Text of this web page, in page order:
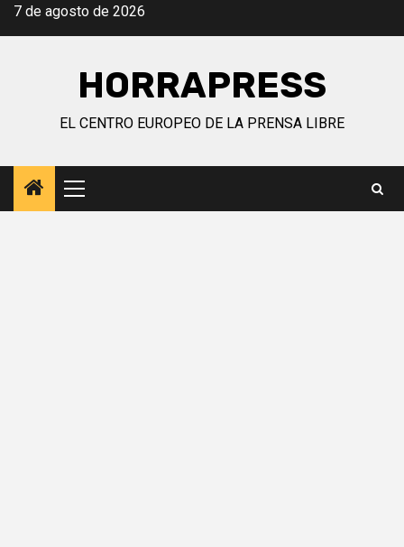
Saltar
7 de agosto de 2026
HORRAPRESS
EL CENTRO EUROPEO DE LA PRENSA LIBRE
Menú
principal